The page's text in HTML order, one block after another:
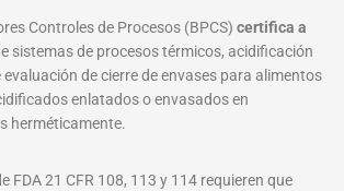
Controles de Procesos (BPCS) certifica a
sistemas de procesos térmicos, acidificación
de cierre de envases para alimentos
enlatados o envasados en
herméticamente.
FDA 21 CFR 108, 113 y 114 requieren que